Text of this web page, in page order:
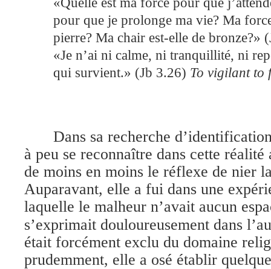
pour que je prolonge ma vie? Ma
pierre? Ma chair est-elle de bronze?»
«Je n’ai ni calme, ni tranquillité, ni
qui survient.» (Jb 3.26) To vigilant to
Dans sa recherche
à peu se reconnaître dans cette
de moins en moins le réflexe de nier
Auparavant, elle a fui dans une
laquelle le malheur n’avait aucun
s’exprimait douloureusement dans
était forcément exclu du domaine
prudemment, elle a osé établir